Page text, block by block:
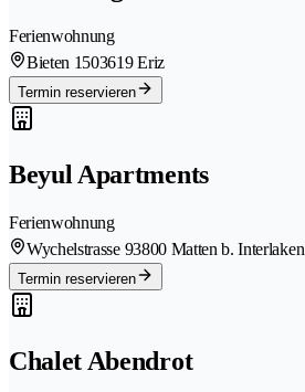
Ferienwohnung
Bieten 1503619 Eriz
Termin reservieren
Beyul Apartments
Ferienwohnung
Wychelstrasse 93800 Matten b. Interlaken
Termin reservieren
Chalet Abendrot